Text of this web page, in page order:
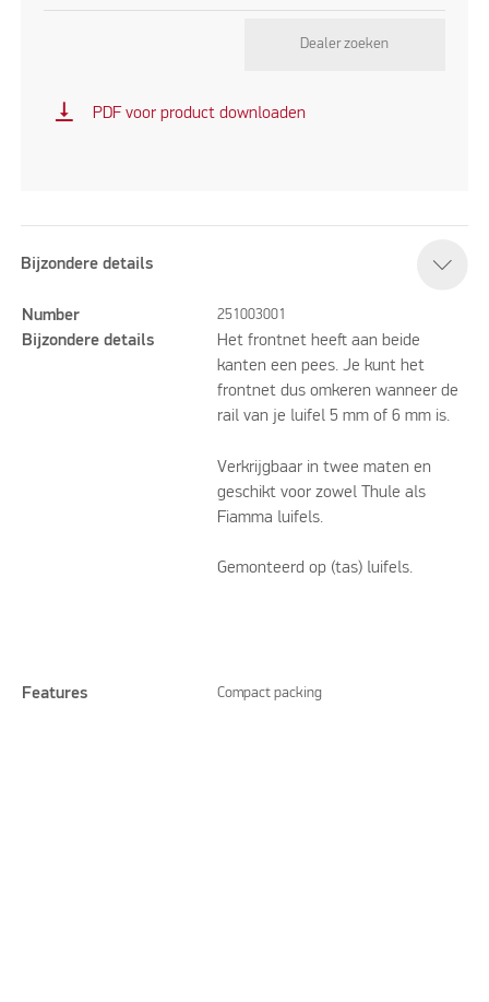
Dealer zoeken
vertical_align_bottom PDF voor product downloaden
Bijzondere details
Number 251003001
Bijzondere details
Het frontnet heeft aan beide
kanten een pees. Je kunt het
frontnet dus omkeren wanneer de
rail van je luifel 5 mm of 6 mm is.
Verkrijgbaar in twee maten en
geschikt voor zowel Thule als
Fiamma luifels.
Gemonteerd op (tas) luifels.
Features Compact packing